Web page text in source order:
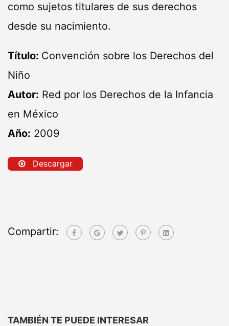
como sujetos titulares de sus derechos
desde su nacimiento.
Título: Convención sobre los Derechos del
Niño
Autor: Red por los Derechos de la Infancia
en México
Año: 2009
Descargar
Compartir:
TAMBIÉN TE PUEDE INTERESAR